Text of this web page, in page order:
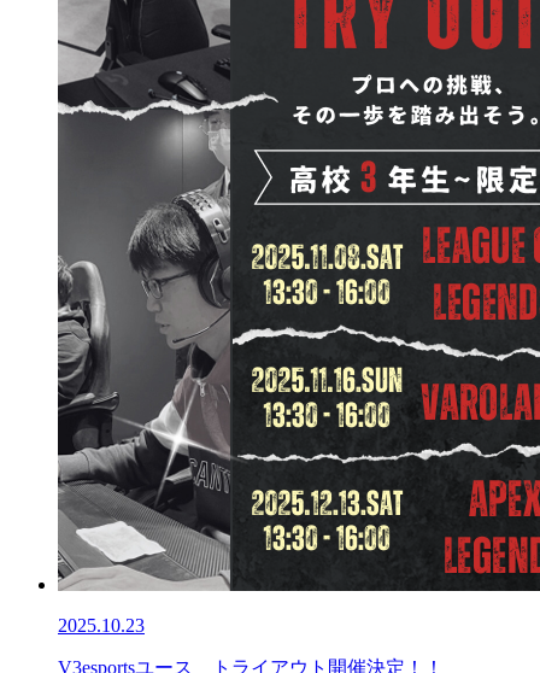
2025.10.23
V3esportsユース トライアウト開催決定！！